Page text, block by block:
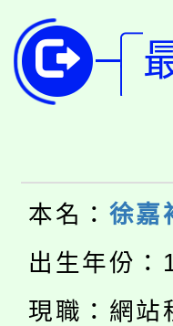
局官網
8月14
開!
115年
視費
半價
者。
大園
份教師
大溪
份教師
淨零
會
115年
本名： 徐嘉
出生年份：
現職：網站